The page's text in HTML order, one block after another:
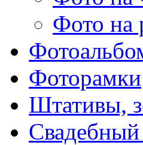
Фото на
Фоторамки
Штативы,